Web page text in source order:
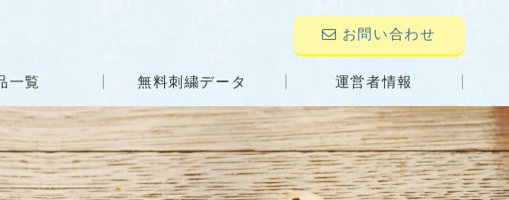
お問い合わせ
一覧 無料刺繍データ 運営者情報